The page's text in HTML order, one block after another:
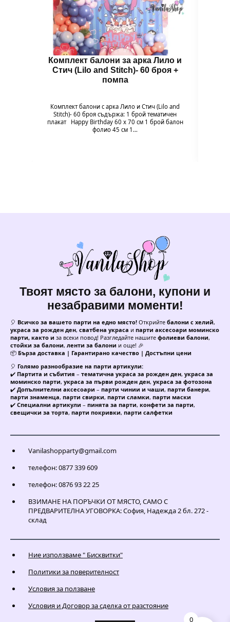
Комплект балони за арка Лило и
Стич (Lilo and Stitch)- 60 броя +
помпа
Комплект балони с арка Лило и Стич (Lilo and
Stitch)- 60 броя съдържа: 1 брой тематичен
плакат Happy Birthday 60 х 70 см 1 брой балон
фолио 45 см 1…
Твоят място за балони, купони и
незабравими моменти!
🎈 Всичко за вашето парти на едно място! Открийте балони с хелий,
украса за рожден ден, сватбена украса и парти аксесоари моминско
парти, както и за всеки повод! Разгледайте нашите фолиеви балони,
стойки за балони, ленти за балони и още! 🎉
📦 Бърза доставка | Гарантирано качество | Достъпни цени
🎈 Голямо разнообразие на парти артикули:
✔️ Партита и събития – тематична украса за рожден ден, украса за
моминско парти, украса за първи рожден ден, украса за фотозона
✔️ Допълнителни аксесоари – парти чинии и чаши, парти банери,
парти знаменца, парти свирки, парти сламки, парти маски
✔️ Специални артикули – пинята за парти, конфети за парти,
свещички за торта, парти покривки, парти салфетки
Vanilashopparty@gmail.com
телефон: 0877 339 609
телефон: 0876 93 22 25
ВЗИМАНЕ НА ПОРЪЧКИ ОТ МЯСТО, САМО С
ПРЕДВАРИТЕЛНА УГОВОРКА: София, Надежда 2 бл. 272 -
склад
Ние използваме " Бисквитки"
Политики за поверителност
Условия за ползване
Условия и Договор за сделка от разстояние
0